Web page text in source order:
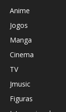
Anime
Jogos
Manga
Cinema
TV
Jmusic
Figuras